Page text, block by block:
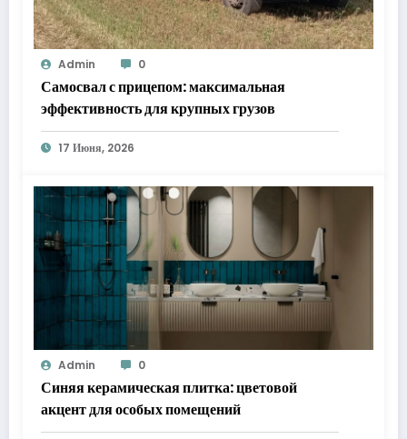
Admin 0
Самосвал с прицепом: максимальная
эффективность для крупных грузов
17 Июня, 2026
Admin 0
Синяя керамическая плитка: цветовой
акцент для особых помещений